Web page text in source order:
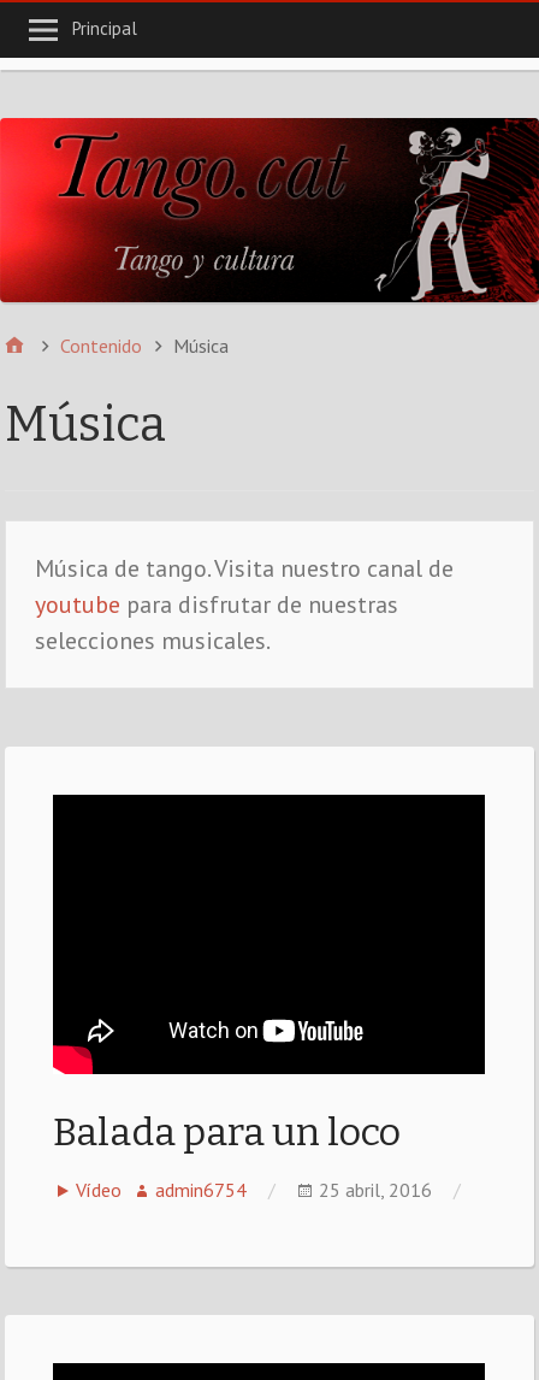
Principal
Contenido Música
Música
Música de tango. Visita nuestro canal de
youtube para disfrutar de nuestras
selecciones musicales.
Balada para un loco
Vídeo admin6754 25 abril, 2016